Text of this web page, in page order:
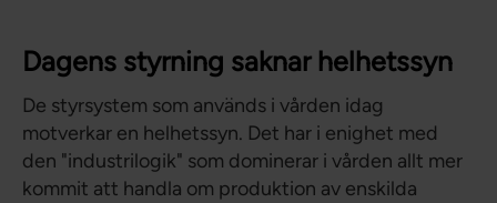
Dagens styrning saknar helhetssyn
De styrsystem som används i vården idag
motverkar en helhetssyn. Det har i enighet med
den "industrilogik" som dominerar i vården allt mer
kommit att handla om produktion av enskilda